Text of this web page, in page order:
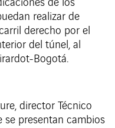
de los
realizar de
derecho por el
del túnel, al
Bogotá.
director Técnico
se presentan cambios